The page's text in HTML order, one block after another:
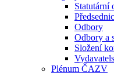
Statutární
Odbory
Odbory a
Složení
Plénum ČAZV